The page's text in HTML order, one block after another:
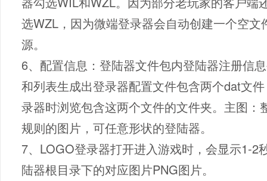
选WZL，因为微端登录器会自动创建一个空
源。
6、配置信息：登陆器文件包内登陆器注册信
和列表生成出登录器配置文件包含两个dat文
录器时浏览包含这两个文件的文件夹。主图
规则的图片，可任意形状的登陆器。
7、LOGO登录器打开进入游戏时，会显示1-2
陆器根目录下的对应图片PNG图片。